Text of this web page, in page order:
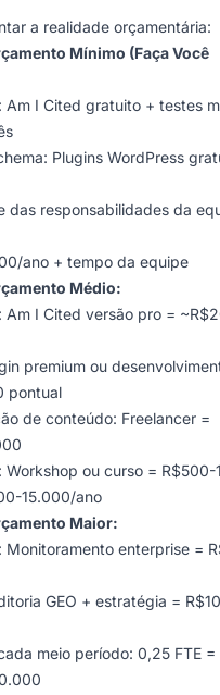
a realidade orçamentária:
Mínimo (Faça Você
Am I Cited gratuito + testes
Plugins WordPress
das responsabilidades da
ano + tempo da equipe
Médio:
Am I Cited versão pro =
premium ou
pontual
de conteúdo: Freelancer =
Workshop ou curso = R$500-
15.000/ano
Maior:
Monitoramento enterprise =
GEO + estratégia =
meio período: 0,25 FTE =